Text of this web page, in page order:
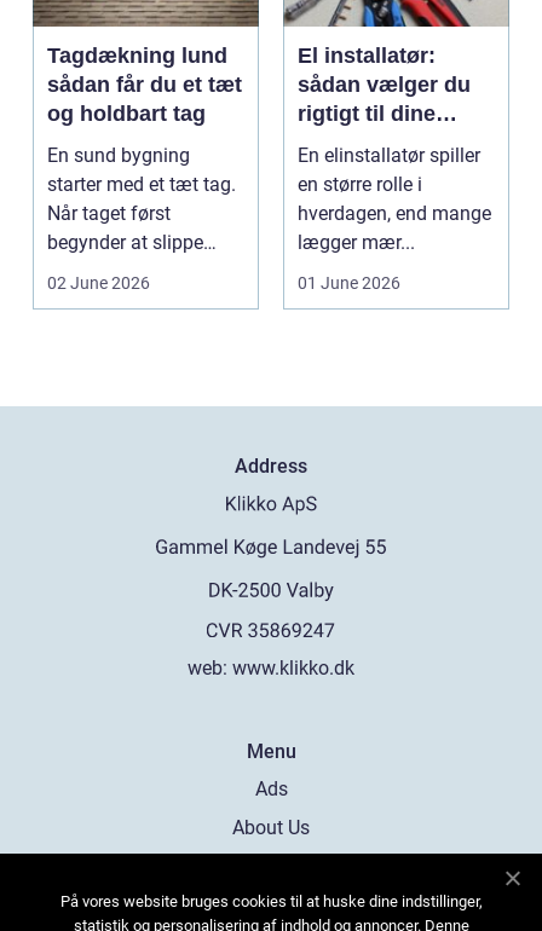
Tagdækning lund
sådan får du et tæt
og holdbart tag
En sund bygning
starter med et tæt tag.
Når taget først
begynder at slippe
vand ind, kan skaderne
02 June 2026
El installatør:
sådan vælger du
rigtigt til dine
elinstallationer
En elinstallatør spiller
en større rolle i
hverdagen, end mange
lægger mær...
01 June 2026
Address
web: www.klikko.dk
Menu
Ads
About Us
Contact
På vores website bruges cookies til at huske dine indstillinger,
statistik og personalisering af indhold og annoncer. Denne